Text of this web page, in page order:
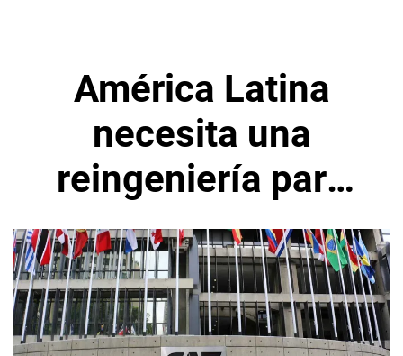
América Latina
necesita una
reingeniería para
impulsar
integración
comercial